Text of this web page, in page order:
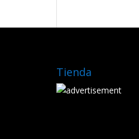
Tienda